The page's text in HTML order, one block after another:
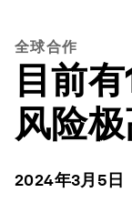
全球合作
目前
风险
2024年3月5日